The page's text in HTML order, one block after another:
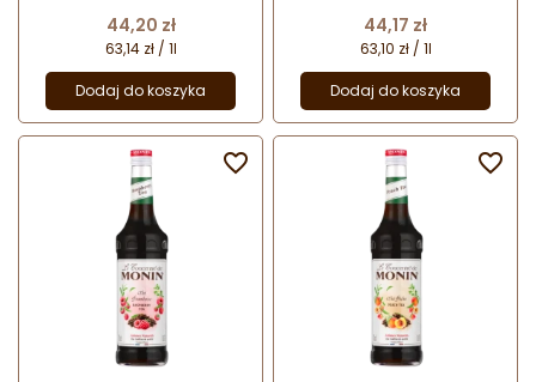
butelka
Cena
44,20 zł
63,14 zł / 1l
Dodaj do koszyka
butelka
Cena
44,17 zł
63,10 zł / 1l
Dodaj do koszyka
 